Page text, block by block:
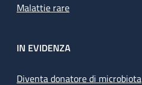
Malattie rare
IN EVIDENZA
Diventa donatore di microbiota